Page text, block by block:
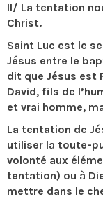
II/ La tentation
Christ.
Saint Luc est le
Jésus entre le
dit que Jésus est
David, fils de
et vrai homme,
La tentation de
utiliser la toute-
volonté aux
tentation) ou à
mettre dans le